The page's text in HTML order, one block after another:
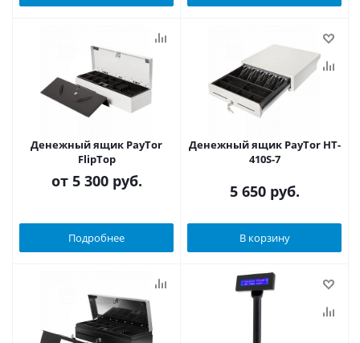
Денежный ящик PayTor
FlipTop
от 5 300 руб.
Подробнее
Денежный ящик PayTor HT-
410S-7
5 650руб.
В корзину